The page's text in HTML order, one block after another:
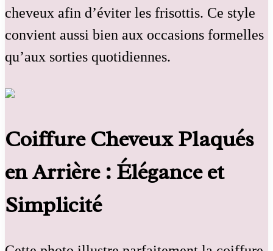
cheveux afin d’éviter les frisottis. Ce style
convient aussi bien aux occasions formelles
qu’aux sorties quotidiennes.
Coiffure Cheveux Plaqués
en Arrière : Élégance et
Simplicité